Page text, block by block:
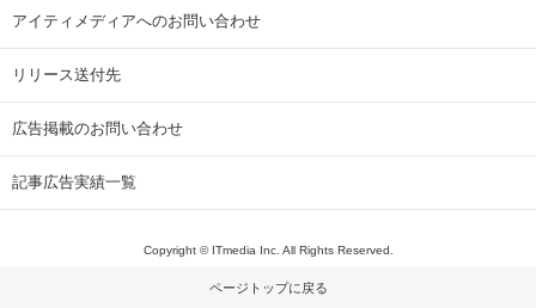
アイティメディアへのお問い合わせ
リリース送付先
広告掲載のお問い合わせ
記事広告実績一覧
Copyright © ITmedia Inc. All Rights Reserved.
ページトップに戻る